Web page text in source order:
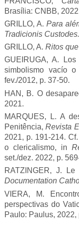
Brasília: CNBB,
GRILLO, A. Para
Tradicionis Custodes.
GRILLO, A. Ritos
GUEIRUGA, A. Los
simbolismo vacío
fev./2012, p. 37-50.
HAN, B. O
2021.
MARQUES, L. A
Penitência,Revista
2021, p. 191-214.
o clericalismo, in
set./dez. 2022, p.
RATZINGER, J.
Documentation
VIERA, M.
perspectivas do
Paulo: Paulus, 2022,